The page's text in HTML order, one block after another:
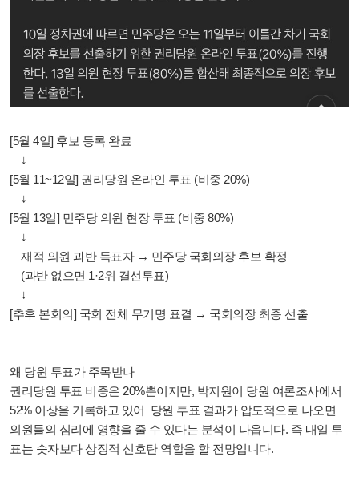
[5월 4일] 후보 등록 완료
↓
[5월 11~12일] 권리당원 온라인 투표 (비중 20%)
↓
[5월 13일] 민주당 의원 현장 투표 (비중 80%)
↓
재적 의원 과반 득표자 → 민주당 국회의장 후보 확정
(과반 없으면 1·2위 결선투표)
↓
[추후 본회의] 국회 전체 무기명 표결 → 국회의장 최종 선출
왜 당원 투표가 주목받나
권리당원 투표 비중은 20%뿐이지만, 박지원이 당원 여론조사에서
52% 이상을 기록하고 있어 당원 투표 결과가 압도적으로 나오면
의원들의 심리에 영향을 줄 수 있다는 분석이 나옵니다. 즉 내일 투
표는 숫자보다 상징적 신호탄 역할을 할 전망입니다.